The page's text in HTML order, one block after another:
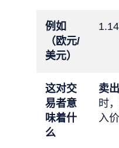
例如
（欧元/
美元）
这对交
易者意
味着什
么
卖出
时
入价